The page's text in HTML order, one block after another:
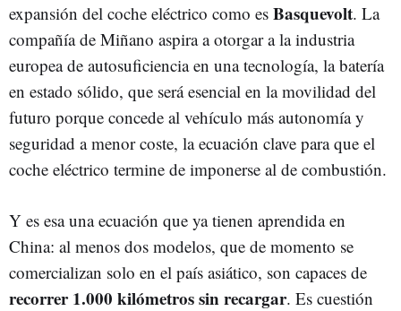
expansión del coche eléctrico como es Basquevolt. La
compañía de Miñano aspira a otorgar a la industria
europea de autosuficiencia en una tecnología, la batería
en estado sólido, que será esencial en la movilidad del
futuro porque concede al vehículo más autonomía y
seguridad a menor coste, la ecuación clave para que el
coche eléctrico termine de imponerse al de combustión.
Y es esa una ecuación que ya tienen aprendida en
China: al menos dos modelos, que de momento se
comercializan solo en el país asiático, son capaces de
recorrer 1.000 kilómetros sin recargar. Es cuestión